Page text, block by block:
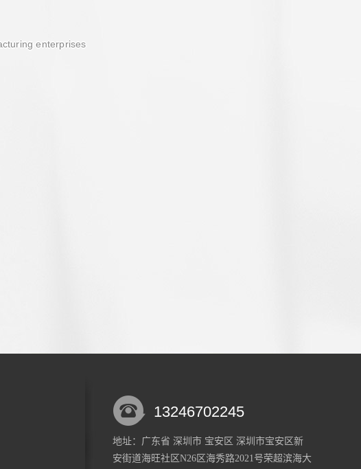
enterprises
13246702245
地址：广东省 深圳市 宝安区 深圳市宝安区新
安街道海旺社区N26区海秀路2021号荣超滨海大